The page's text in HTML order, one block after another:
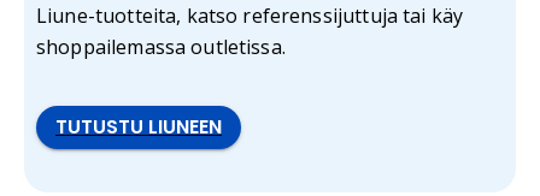
Liune-tuotteita, katso referenssijuttuja tai käy
shoppailemassa outletissa.
TUTUSTU LIUNEEN